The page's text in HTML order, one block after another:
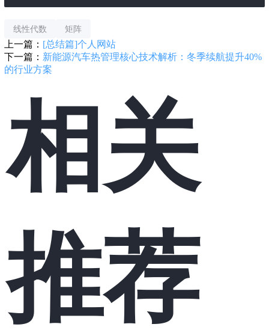
线性代数 矩阵
上一篇： [总结篇]个人网站
下一篇： 新能源汽车热管理核心技术解析：冬季续航提升40%
的行业方案
相关
推荐